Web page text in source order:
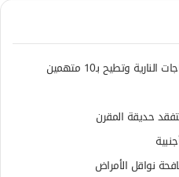
وتطيح بـ10 متهمين
حديقة المقرن
نواقل الأمراض